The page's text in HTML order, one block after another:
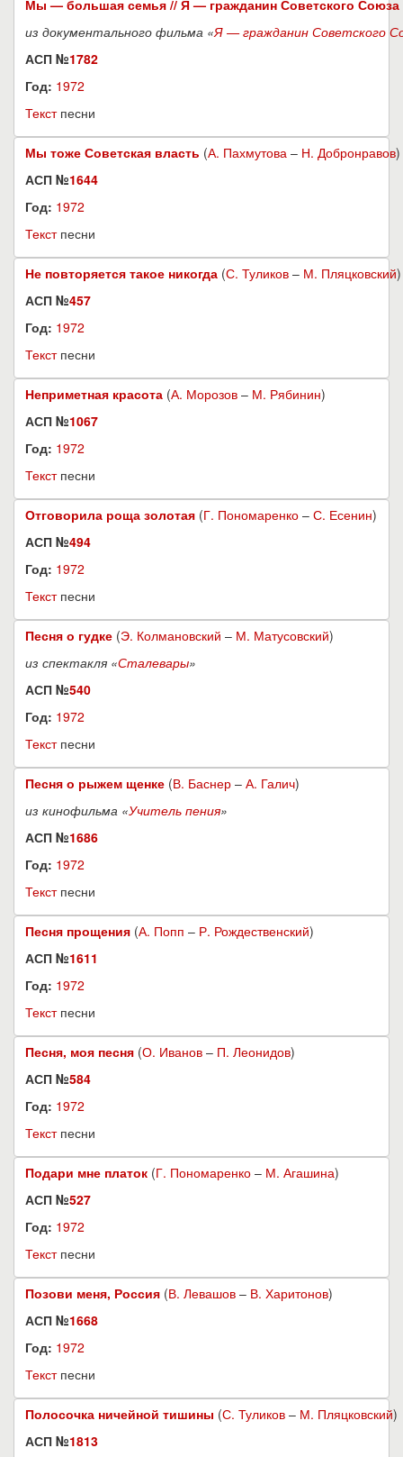
Мы — большая семья // Я — гражданин Советского Союза
из документального фильма «Я — гражданин Советского
АСП №1782
Год: 1972
Текстпесни
Мы тоже Советская власть (А. Пахмутова – Н. Добронравов)
АСП №1644
Год: 1972
Текстпесни
Не повторяется такое никогда (С. Туликов – М. Пляцковский)
АСП №457
Год: 1972
Текстпесни
Неприметная красота (А. Морозов – М. Рябинин)
АСП №1067
Год: 1972
Текстпесни
Отговорила роща золотая (Г. Пономаренко – С. Есенин)
АСП №494
Год: 1972
Текстпесни
Песня о гудке (Э. Колмановский – М. Матусовский)
из спектакля «Сталевары»
АСП №540
Год: 1972
Текстпесни
Песня о рыжем щенке (В. Баснер – А. Галич)
из кинофильма «Учитель пения»
АСП №1686
Год: 1972
Текстпесни
Песня прощения (А. Попп – Р. Рождественский)
АСП №1611
Год: 1972
Текстпесни
Песня, моя песня (О. Иванов – П. Леонидов)
АСП №584
Год: 1972
Текстпесни
Подари мне платок (Г. Пономаренко – М. Агашина)
АСП №527
Год: 1972
Текстпесни
Позови меня, Россия (В. Левашов – В. Харитонов)
АСП №1668
Год: 1972
Текстпесни
Полосочка ничейной тишины (С. Туликов – М. Пляцковский)
АСП №1813